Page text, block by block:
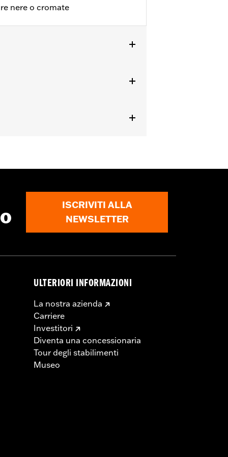
nere o cromate
ISCRIVITI ALLA
NEWSLETTER
ULTERIORI INFORMAZIONI
La nostra azienda
Carriere
Investitori
Diventa una concessionaria
Tour degli stabilimenti
Museo